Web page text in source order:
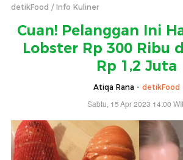
detikFood Info Kuliner
Cuan! Pelanggan Ini
Lobster Rp 300 Ribu
Rp 1,2 Juta
Atiqa Rana - detikFood
Sabtu, 15 Apr 2023 14:00